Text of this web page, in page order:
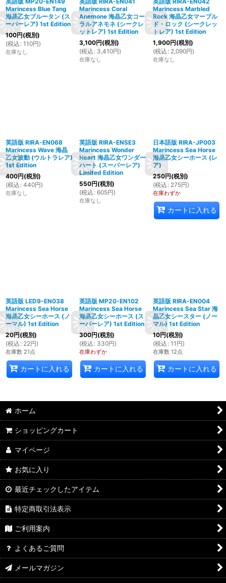
Marincess Blue Tang
海晶乙女ブルータン (ス
ーパーレア) 1st Edition
100円(税別)
(税込 : 110円)
在庫なし
Marincess Coral
Anemone 海晶乙女コー
ラルアネモネ (シークレ
ットレア) 1st Edition
3,100円(税別)
(税込 : 3,410円)
在庫なし
Marincess Marbled
Rock 海晶乙女マーブル
ド・ロック (シークレッ
トレア) 1st Edition
1,900円(税別)
(税込 : 2,090円)
在庫なし
英語版 RIRA-EN068
Marincess Wave 海晶
乙女波動 (ウルトラレア)
1st Edition
400円(税別)
(税込 : 440円)
在庫なし
英語版 RIRA-ENSE3
Marincess Wonder
Heart 海晶乙女ワンダー
ハート (スーパーレア)
Limited Edition
550円(税別)
(税込 : 605円)
在庫なし
日本語版 RIRA-JP003
Marincess Sea Horse
海晶乙女シーホース (レ
ア)
250円(税別)
(税込 : 275円)
在庫わずか
カートに入れる
英語版 LED9-EN038
Marincess Sea Horse
海晶乙女シーホース (ノ
ーマル) 1st Edition
20円(税別)
(税込 : 22円)
在庫数 21点
カートに入れる
英語版 MP20-EN102
Marincess Sea Horse
海晶乙女シーホース (ス
ーパーレア) 1st Edition
300円(税別)
(税込 : 330円)
在庫わずか
カートに入れる
英語版 RIRA-EN004
Marincess Sea Star 海
晶乙女シースター (ノー
マル) 1st Edition
10円(税別)
(税込 : 11 円)
在庫数 12点
カートに入れる
ホーム
ショッピングカート
マイページ
お気に入り
最近チェックしたアイテム
特定商取引法表示
ご利用案内
よくあるご質問
メールマガジン